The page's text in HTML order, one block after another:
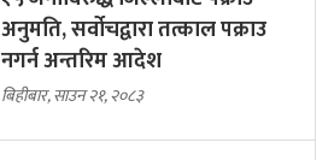
अनुमति, सर्वोचद्वारा तत्काल पक्राउ
नगर्न अन्तरिम आदेश
बिहीबार, साउन २१, २०८३